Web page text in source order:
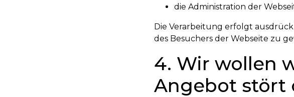
die Administration der
Die Verarbeitung erfolgt
des Besuchers der Webseite zu
4. Wir wollen
Angebot stört